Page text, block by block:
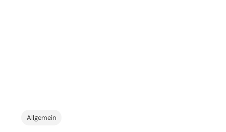
Allgemein